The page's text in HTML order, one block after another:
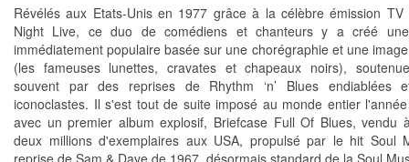
Révélés aux Etats-Unis en 1977 grâce à la célèbre émission TV
Night Live, ce duo de comédiens et chanteurs y a créé
immédiatement populaire basée sur une chorégraphie et une
(les fameuses lunettes, cravates et chapeaux noirs),
souvent par des reprises de Rhythm ‘n’ Blues endiablées
iconoclastes. Il s'est tout de suite imposé au monde entier
avec un premier album explosif, Briefcase Full Of Blues, vendu
deux millions d'exemplaires aux USA, propulsé par le hit Soul